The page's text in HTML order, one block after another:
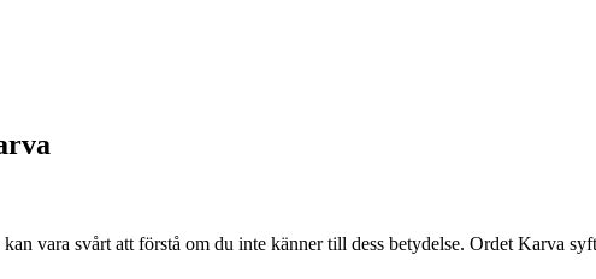
vara svårt att förstå om du inte känner till dess betydelse. Ordet Karva